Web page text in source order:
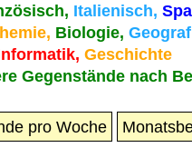
Italienisch,
Biologie,
Geschichte
Gegenstände nach
pro Woche